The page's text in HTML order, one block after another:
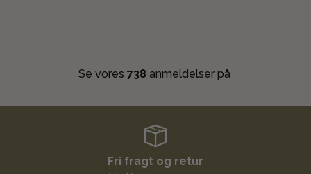
Se vores 738 anmeldelser på
Fri fragt og retur